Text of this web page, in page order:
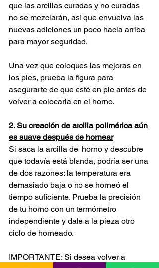
que las arcillas curadas y no curadas
no se mezclarán, así que envuelva las
nuevas adiciones un poco hacia arriba
para mayor seguridad.
Una vez que coloques las mejoras en
los pies, prueba la figura para
asegurarte de que esté en pie antes de
volver a colocarla en el horno.
2. Su creación de arcilla polimérica aún
es suave después de hornear
Si saca la arcilla del horno y descubre
que todavía está blanda, podría ser una
de dos razones: la temperatura era
demasiado baja o no se horneó el
tiempo suficiente. Prueba la precisión
de tu horno con un termómetro
independiente y dale a la pieza otro
ciclo de horneado.
IMPORTANTE: Si desea volver a